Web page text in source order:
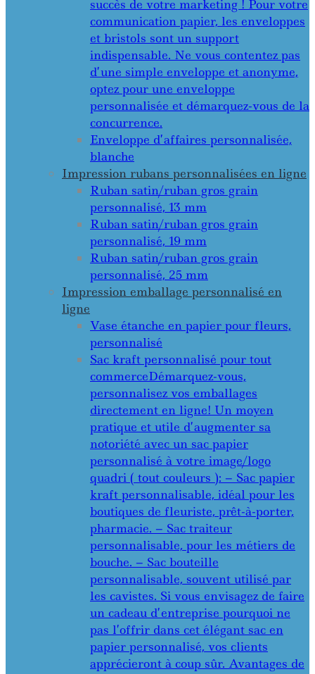
succès de votre marketing ! Pour votre
communication papier, les enveloppes
et bristols sont un support
indispensable. Ne vous contentez pas
d’une simple enveloppe et anonyme,
optez pour une enveloppe
personnalisée et démarquez-vous de la
concurrence.
Enveloppe d’affaires personnalisée,
blanche
Impression rubans personnalisées en ligne
Ruban satin/ruban gros grain
personnalisé, 13 mm
Ruban satin/ruban gros grain
personnalisé, 19 mm
Ruban satin/ruban gros grain
personnalisé, 25 mm
Impression emballage personnalisé en
ligne
Vase étanche en papier pour fleurs,
personnalisé
Sac kraft personnalisé pour tout
commerceDémarquez-vous,
personnalisez vos emballages
directement en ligne! Un moyen
pratique et utile d’augmenter sa
notoriété avec un sac papier
personnalisé à votre image/logo
quadri ( tout couleurs ): – Sac papier
kraft personnalisable, idéal pour les
boutiques de fleuriste, prêt-à-porter,
pharmacie. – Sac traiteur
personnalisable, pour les métiers de
bouche. – Sac bouteille
personnalisable, souvent utilisé par
les cavistes. Si vous envisagez de faire
un cadeau d’entreprise pourquoi ne
pas l’offrir dans cet élégant sac en
papier personnalisé, vos clients
apprécieront à coup sûr. Avantages de